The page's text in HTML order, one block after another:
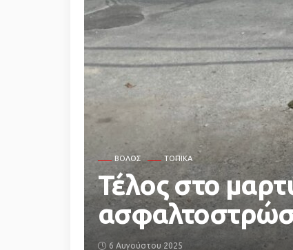
ΒΌΛΟΣ ΤΟΠΙΚΆ
Τέλος στο
6 Αυγούστου 2025